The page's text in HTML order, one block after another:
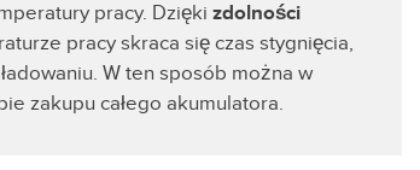
pracy. Dzięki zdolności
pracy skraca się czas stygnięcia,
W ten sposób można w
zakupu całego akumulatora.